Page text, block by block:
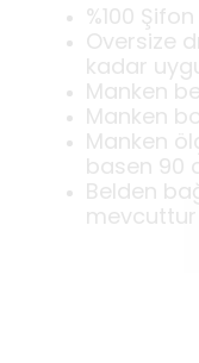
%100
Oversize
kadar
Manken
Manken
Manken
basen 90
Belden
mevcuttur